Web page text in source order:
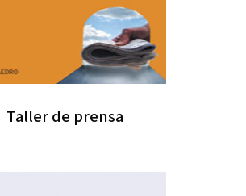
Taller de prensa